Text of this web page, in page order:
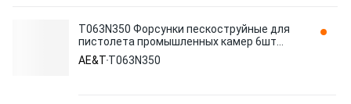
T063N350 Форсунки пескоструйные для
пистолета промышленных камер 6шт
AE&T T063N350
AE&T T063N350